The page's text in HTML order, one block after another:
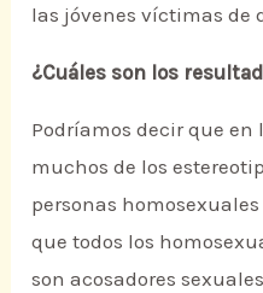
las jóvenes víctimas de
¿Cuáles son los
Podríamos decir que en
muchos de los
personas
que todos los
son acosadores